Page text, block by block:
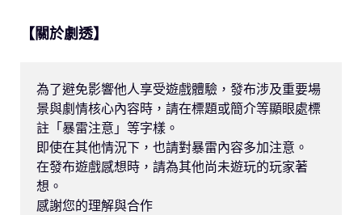
【關於劇透】
為了避免影響他人享受遊戲體驗，發布涉及重要場
景與劇情核心內容時，請在標題或簡介等顯眼處標
註「暴雷注意」等字樣。
即使在其他情況下，也請對暴雷內容多加注意。
在發布遊戲感想時，請為其他尚未遊玩的玩家著
想。
感謝您的理解與合作